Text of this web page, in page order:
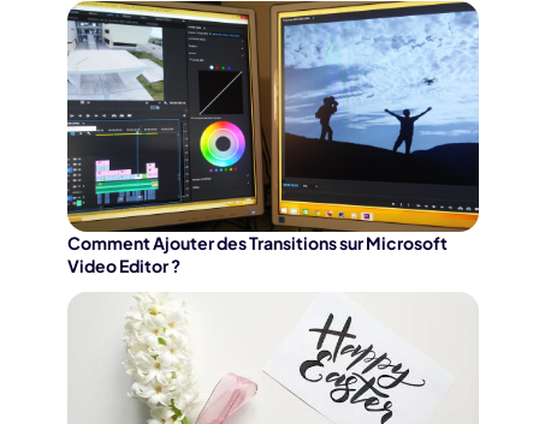
Comment Ajouter des Transitions sur Microsoft
Video Editor ?